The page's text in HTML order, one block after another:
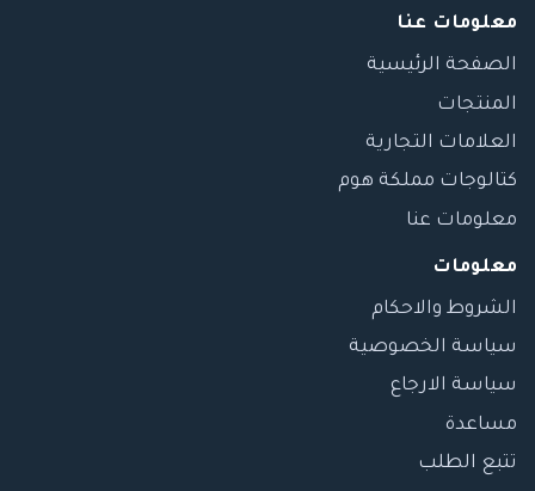
معلومات عنا
الصفحة الرئيسية
المنتجات
العلامات التجارية
كتالوجات مملكة هوم
معلومات عنا
معلومات
الشروط والاحكام
سياسة الخصوصية
سياسة الارجاع
مساعدة
تتبع الطلب